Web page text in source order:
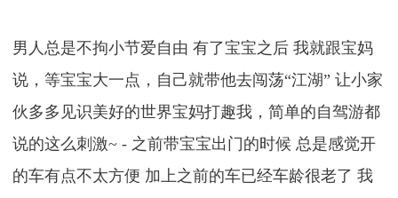
男人总是不拘小节爱自由 有了宝宝之后 我就跟宝妈
说，等宝宝大一点，自己就带他去闯荡“江湖” 让小家
伙多多见识美好的世界宝妈打趣我，简单的自驾游都
说的这么刺激~ - 之前带宝宝出门的时候 总是感觉开
的车有点不太方便 加上之前的车已经车龄很老了 我